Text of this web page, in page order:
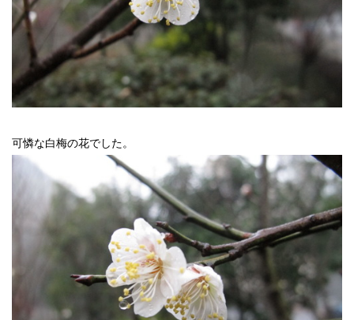
可憐な白梅の花でした。